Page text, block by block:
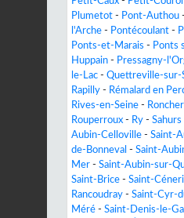
Plumetot - Pont-Authou -
l'Arche - Pontécoulant -
Ponts-et-Marais - Ponts
Huppain - Pressagny-
le-Lac - Quettreville-sur-
Rapilly - Rémalard en
Rives-en-Seine -
Rouperroux - Ry - Sahurs
Aubin-Celloville - Saint-
de-Bonneval - Saint-
Mer - Saint-Aubin-sur-
Saint-Brice - Saint-
Rancoudray - Saint-Cyr-
Méré - Saint-Denis-le-